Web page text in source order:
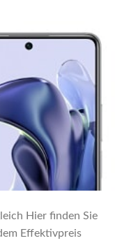
Hier finden Sie
Effektivpreis